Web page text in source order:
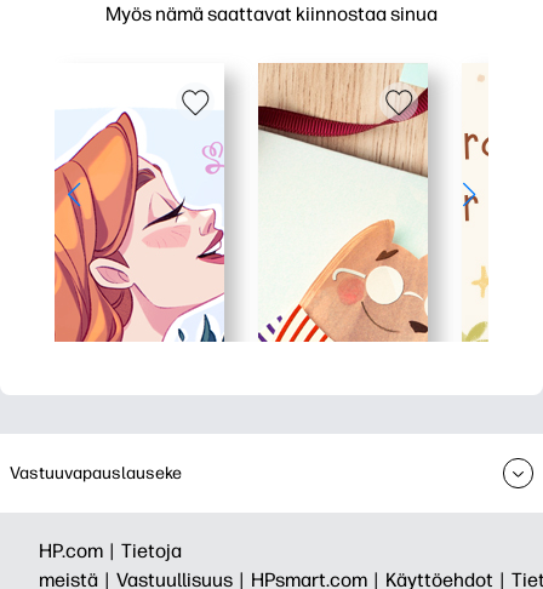
Myös nämä saattavat kiinnostaa sinua
Vastuuvapauslauseke
HP.com | Tietoja
meistä | Vastuullisuus | HPsmart.com | Käyttöehdot |